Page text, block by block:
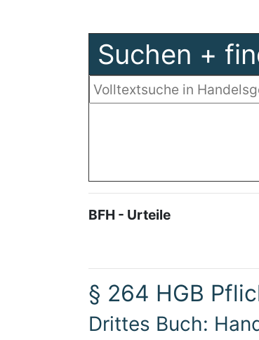
Suchen +
BFH - Urteile
§ 264 HGB
Drittes Buch: